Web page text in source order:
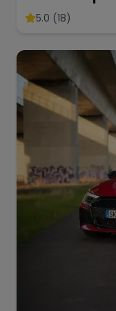
5.0 (18)